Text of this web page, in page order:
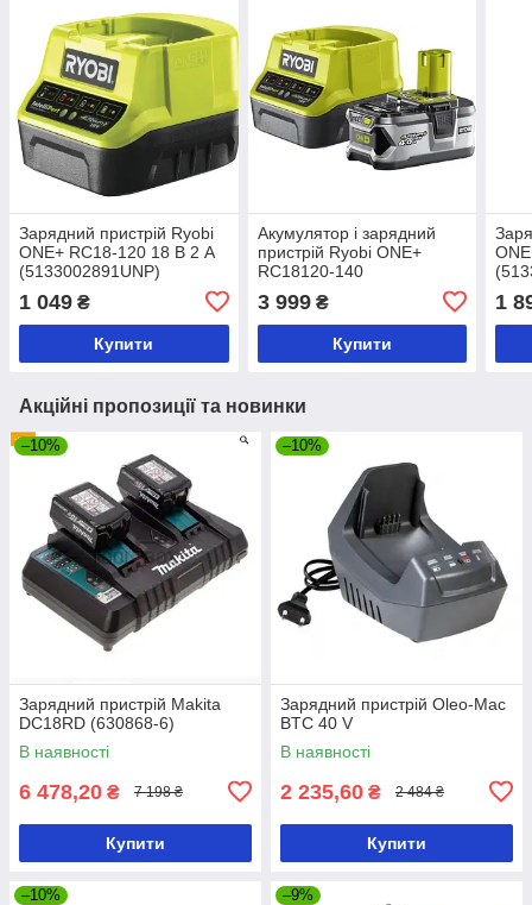
Зарядний пристрій Ryobi
ONE+ RC18-120 18 В 2 А
(5133002891UNP)
1 049 ₴
Купити
Акумулятор і зарядний
пристрій Ryobi ONE+
RC18120-140
3 999₴
Купити
1
Акційні пропозиції та новинки
–10%
Зарядний пристрій Makita
DC18RD (630868-6)
В наявності
6 478,20 ₴ 7 198 ₴
Купити
–10%
Зарядний пристрій Oleo-Mac
BTC 40 V
В наявності
2 235,60 ₴ 2 484 ₴
Купити
–10% –9%